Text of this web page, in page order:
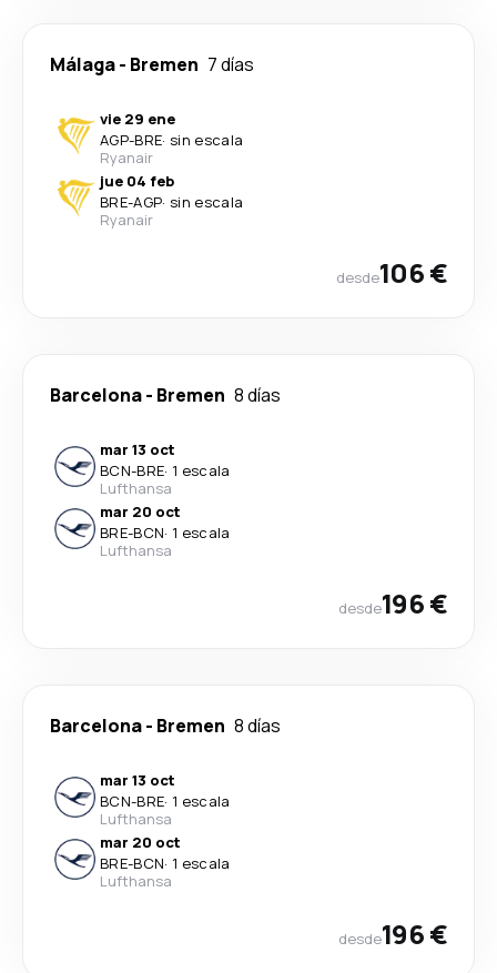
Málaga- Bremen 7 días
vie 29 ene
AGP-BRE· sin escala
Ryanair
jue 04 feb
BRE-AGP· sin escala
Ryanair
desde106 €
Barcelona- Bremen 8 días
mar 13 oct
BCN-BRE· 1 escala
Lufthansa
mar 20 oct
BRE-BCN· 1 escala
Lufthansa
desde196 €
Barcelona- Bremen 8 días
mar 13 oct
BCN-BRE· 1 escala
Lufthansa
mar 20 oct
BRE-BCN· 1 escala
Lufthansa
desde196 €